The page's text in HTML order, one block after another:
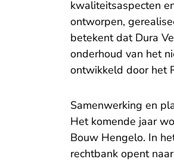
kwaliteitsaspecten
ontworpen,
betekent dat Dura
onderhoud van het
ontwikkeld door het
Samenwerking en
Het komende jaar
Bouw Hengelo. In
rechtbank opent